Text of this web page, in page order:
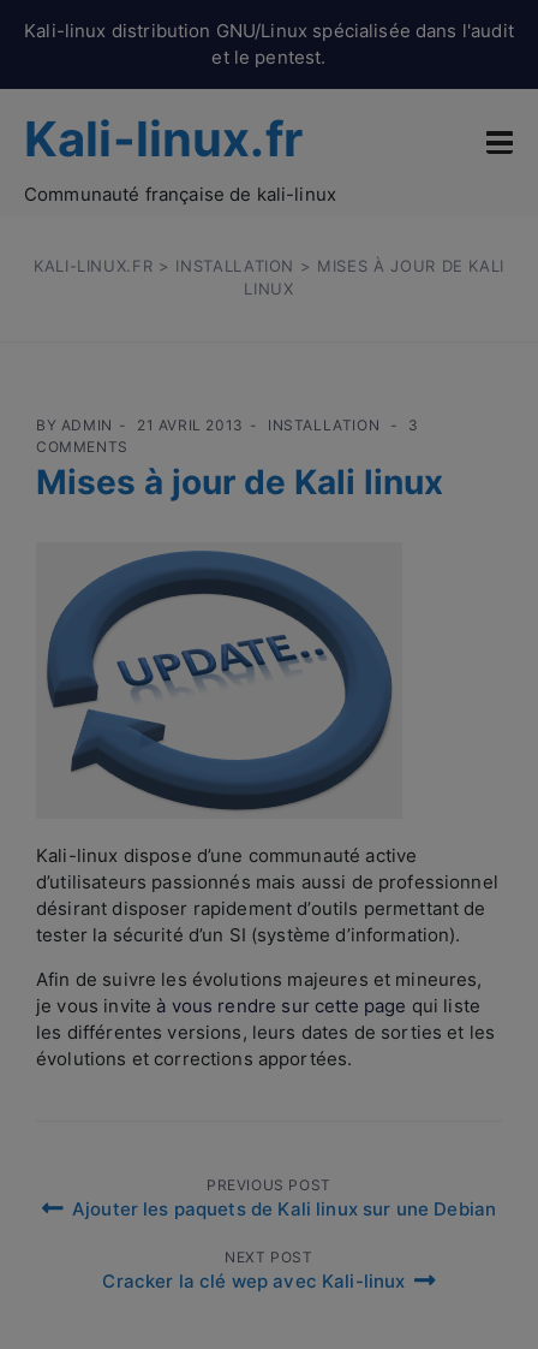
Kali-linux distribution GNU/Linux spécialisée dans l'audit
et le pentest.
Kali-linux.fr
Communauté française de kali-linux
KALI-LINUX.FR > INSTALLATION > MISES À JOUR DE KALI
LINUX
BY ADMIN 21 AVRIL 2013 INSTALLATION
3
COMMENTS
Mises à jour de Kali linux
Kali-linux dispose d’une communauté active
d’utilisateurs passionnés mais aussi de professionnel
désirant disposer rapidement d’outils permettant de
tester la sécurité d’un SI (système d’information).
Afin de suivre les évolutions majeures et mineures,
je vous invite à vous rendre sur cette page qui liste
les différentes versions, leurs dates de sorties et les
évolutions et corrections apportées.
Navigation
l’article
PREVIOUS POST
Ajouter les paquets de Kali linux sur une Debian
NEXT POST
Cracker la clé wep avec Kali-linux